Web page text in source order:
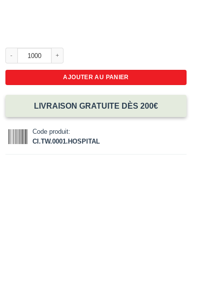
AJOUTER AU PANIER
LIVRAISON GRATUITE DÈS 200€
Code produit:
CI.TW.0001.HOSPITAL